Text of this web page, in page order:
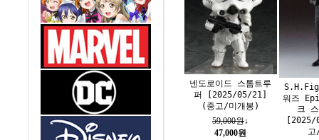
넨도로이드 스톰트루
퍼 [2025/05/21]
(중고/미개봉)
59,000원↓
47,000원
워즈
크